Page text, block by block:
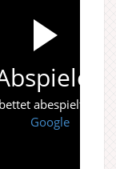
abespielt. Es
Google